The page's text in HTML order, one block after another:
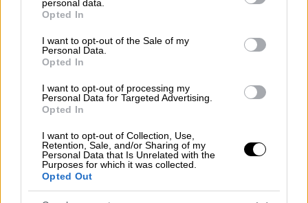
grant or deny consent to Google and its third-party tags to
use your data for below specified purposes in below Google
consent section.
personal data.
Opted In
I want to opt-out of the Sale of my
Personal Data.
Opted In
I want to opt-out of processing my
Personal Data for Targeted Advertising.
Opted In
I want to opt-out of Collection, Use,
Retention, Sale, and/or Sharing of my
Personal Data that Is Unrelated with the
Purposes for which it was collected.
Opted Out
Απεργία ταξί: Ολοταχώς για
κινητοποιήσεις διαρκείας - Με
αντίσκηνα και καπνογόνα στο
υπουργείο Μεταφορών
Ελλάδα|02.12.2025 17:35
Τροχαίο στην Πειραιώς με δύο
τραυματίες - Όχημα έπεσε σε κολώνα
φωτισμού